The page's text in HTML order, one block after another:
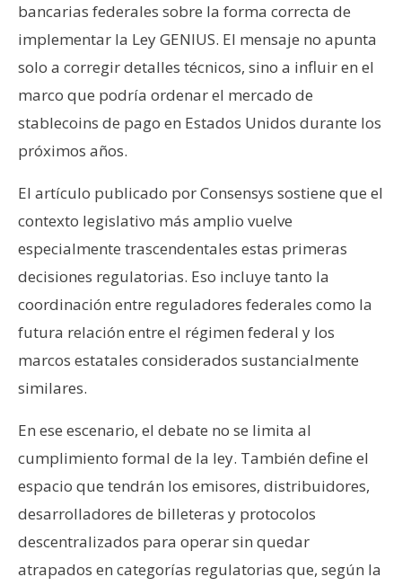
bancarias federales sobre la forma correcta de
implementar la Ley GENIUS. El mensaje no apunta
solo a corregir detalles técnicos, sino a influir en el
marco que podría ordenar el mercado de
stablecoins de pago en Estados Unidos durante los
próximos años.
El artículo publicado por Consensys sostiene que el
contexto legislativo más amplio vuelve
especialmente trascendentales estas primeras
decisiones regulatorias. Eso incluye tanto la
coordinación entre reguladores federales como la
futura relación entre el régimen federal y los
marcos estatales considerados sustancialmente
similares.
En ese escenario, el debate no se limita al
cumplimiento formal de la ley. También define el
espacio que tendrán los emisores, distribuidores,
desarrolladores de billeteras y protocolos
descentralizados para operar sin quedar
atrapados en categorías regulatorias que, según la